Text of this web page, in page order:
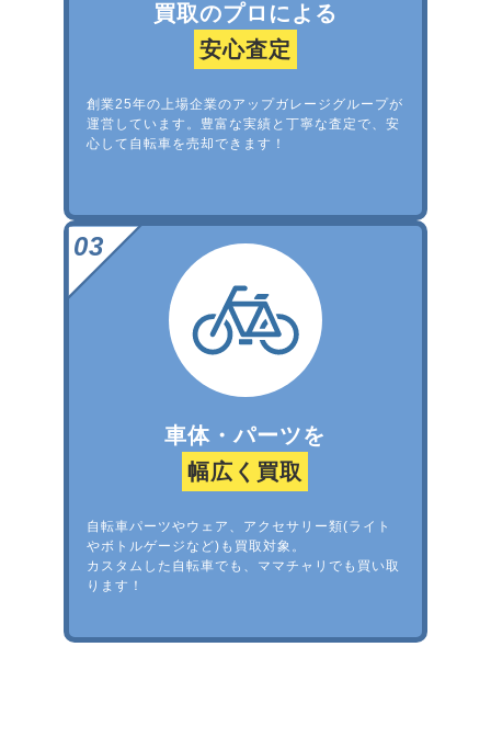
買取のプロによる
安心査定
創業25年の上場企業のアップガレージグループが
運営しています。豊富な実績と丁寧な査定で、安
心して自転車を売却できます！
車体・パーツを
幅広く買取
自転車パーツやウェア、アクセサリー類(ライト
やボトルゲージなど)も買取対象。
カスタムした自転車でも、ママチャリでも買い取
ります！